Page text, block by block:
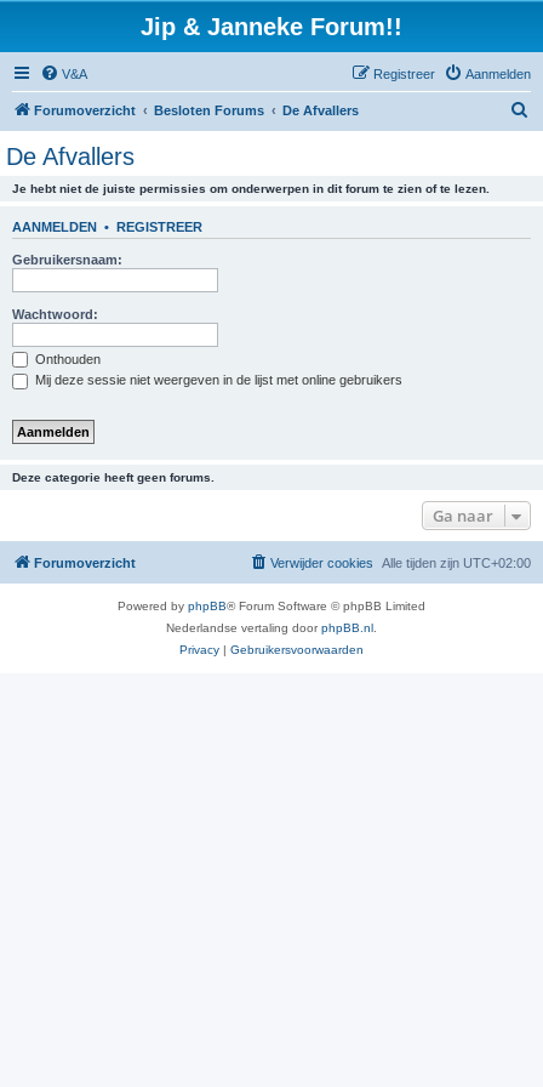
Jip & Janneke Forum!!
V&A Aanmelden
Registreer
Forumoverzicht Besloten Forums De Afvallers
De Afvallers
Je hebt niet de juiste permissies om onderwerpen in dit forum te zien of te lezen.
AANMELDEN • REGISTREER
Gebruikersnaam:
Wachtwoord:
Onthouden
Mij deze sessie niet weergeven in de lijst met online gebruikers
Deze categorie heeft geen forums.
Ga naar
Forumoverzicht Alle tijden zijn UTC+02:00
Verwijder cookies
Powered by phpBB® Forum Software © phpBB Limited
Nederlandse vertaling doorphpBB.nl
Privacy | Gebruikersvoorwaarden